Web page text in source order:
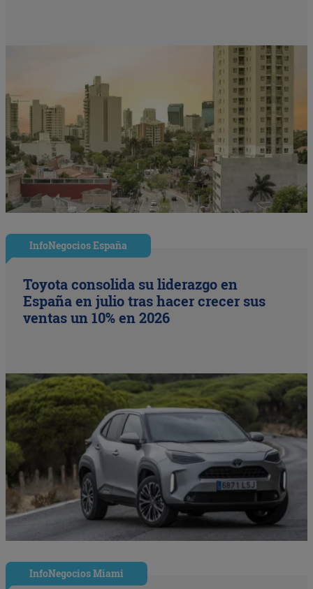
InfoNegocios España
Toyota consolida su liderazgo en
España en julio tras hacer crecer sus
ventas un 10% en 2026
InfoNegocios Miami